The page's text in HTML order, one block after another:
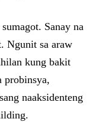
Sanay na
Ngunit sa araw
kung bakit
probinsya,
naaksidenteng